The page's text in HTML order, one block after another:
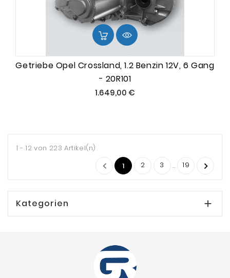
Getriebe Opel Crossland, 1.2 Benzin 12V, 6 Gang
- 20R101
1.649,00 €
1 - 12 von 223 Artikel(n)
 1 2 3 … 19 
Kategorien 